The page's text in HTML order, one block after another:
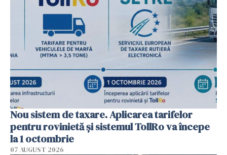
Nou sistem de taxare. Aplicarea tarifelor
pentru rovinietă şi sistemul TollRo va începe
la 1 octombrie
07 AUGUST 2026